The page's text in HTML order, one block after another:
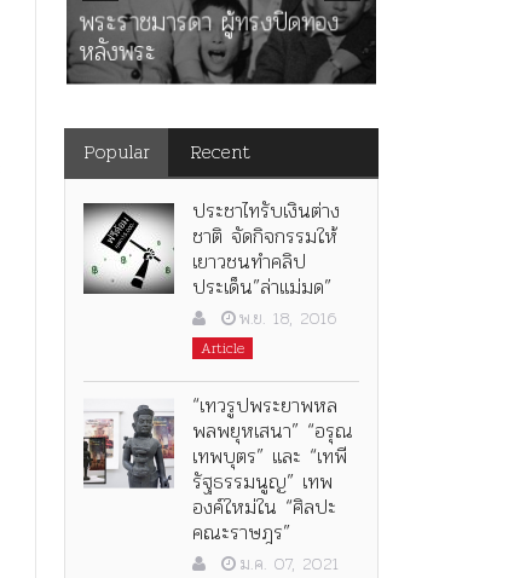
พระราชมารดา ผู้ทรงปิดทอง
หลังพระ
Popular Recent
ประชาไทรับเงินต่าง
ชาติ จัดกิจกรรมให้
เยาวชนทำคลิป
ประเด็น”ล่าแม่มด”
พ.ย. 18, 2016
Article
“เทวรูปพระยาพหล
พลพยุหเสนา” “อรุณ
เทพบุตร” และ “เทพี
รัฐธรรมนูญ” เทพ
องค์ใหม่ใน “ศิลปะ
คณะราษฎร”
ม.ค. 07, 2021